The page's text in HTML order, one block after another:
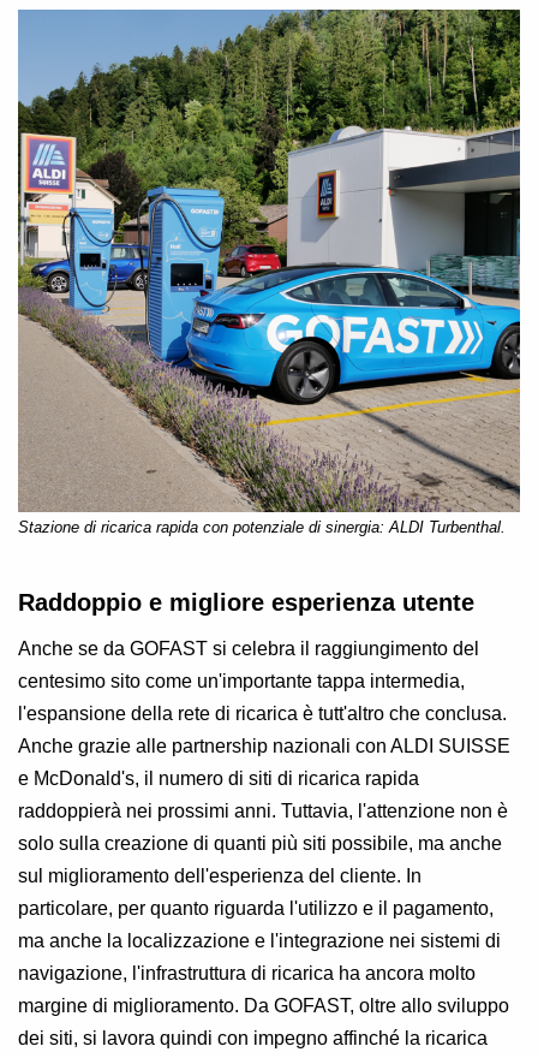
Stazione di ricarica rapida con potenziale di sinergia: ALDI Turbenthal.
Raddoppio e migliore esperienza utente
Anche se da GOFAST si celebra il raggiungimento del
centesimo sito come un'importante tappa intermedia,
l'espansione della rete di ricarica è tutt'altro che conclusa.
Anche grazie alle partnership nazionali con ALDI SUISSE
e McDonald's, il numero di siti di ricarica rapida
raddoppierà nei prossimi anni. Tuttavia, l'attenzione non è
solo sulla creazione di quanti più siti possibile, ma anche
sul miglioramento dell'esperienza del cliente. In
particolare, per quanto riguarda l'utilizzo e il pagamento,
ma anche la localizzazione e l'integrazione nei sistemi di
navigazione, l'infrastruttura di ricarica ha ancora molto
margine di miglioramento. Da GOFAST, oltre allo sviluppo
dei siti, si lavora quindi con impegno affinché la ricarica